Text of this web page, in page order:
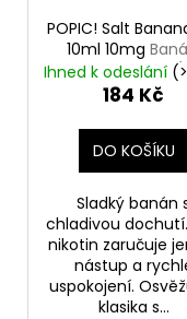
POPIC! Salt
10ml 10mg
Chladivá složka
Ihned k odeslání
184 Kč
DO KOŠÍKU
Sladký banán
chladivou
nikotin zaručuje
nástup a
uspokojení.
klasika s...